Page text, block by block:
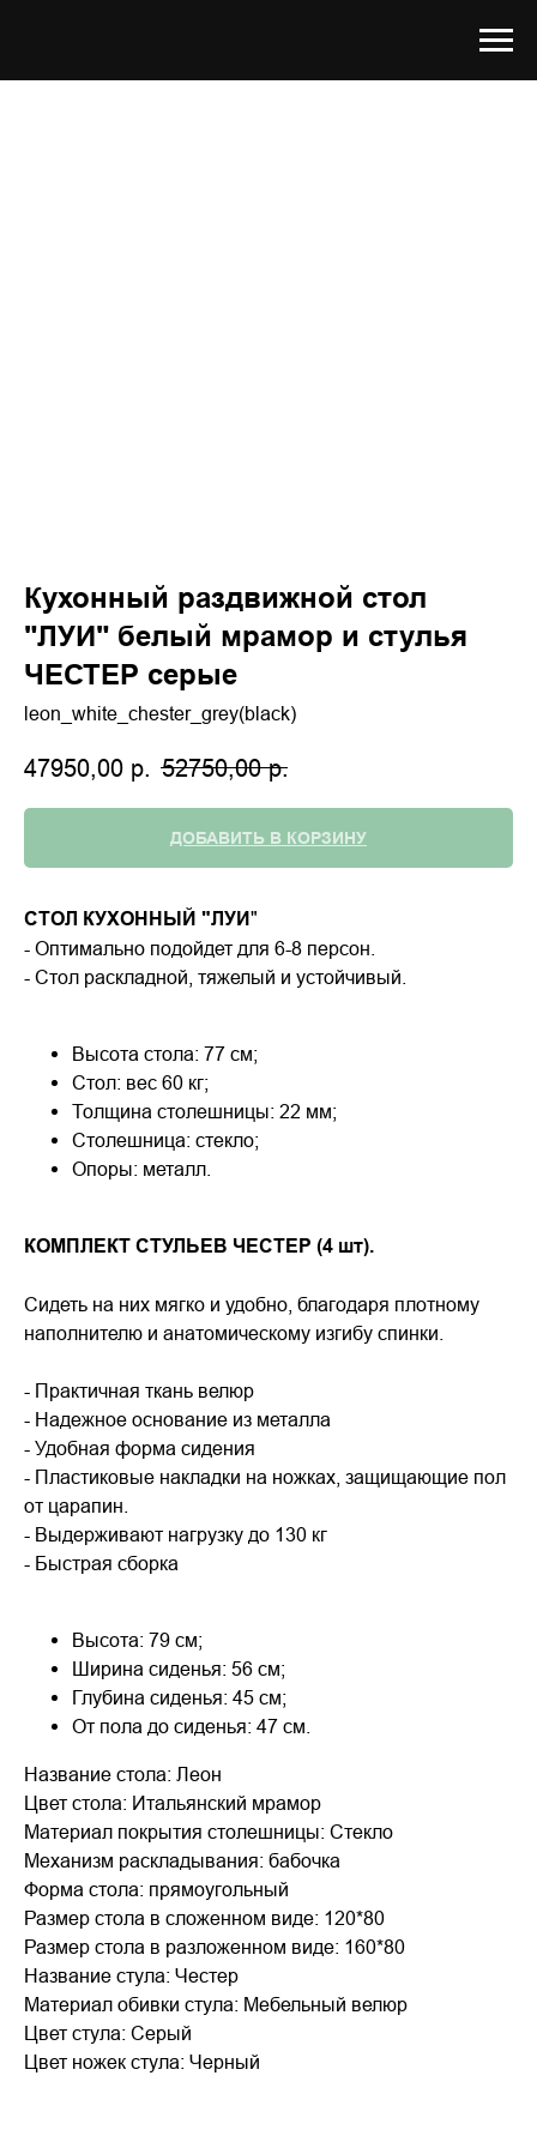
Кухонный раздвижной стол
"ЛУИ" белый мрамор и стулья
ЧЕСТЕР серые
leon_white_chester_grey(black)
47950,00 р. 52750,00 р.
ДОБАВИТЬ В КОРЗИНУ
СТОЛ КУХОННЫЙ "ЛУИ"
- Оптимально подойдет для 6-8 персон.
- Стол раскладной, тяжелый и устойчивый.
Высота стола: 77 см;
Стол: вес 60 кг;
Толщина столешницы: 22 мм;
Столешница: стекло;
Опоры: металл.
КОМПЛЕКТ СТУЛЬЕВ ЧЕСТЕР (4 шт).
Сидеть на них мягко и удобно, благодаря плотному
наполнителю и анатомическому изгибу спинки.
- Практичная ткань велюр
- Надежное основание из металла
- Удобная форма сидения
- Пластиковые накладки на ножках, защищающие пол
от царапин.
- Выдерживают нагрузку до 130 кг
- Быстрая сборка
Высота: 79 см;
Ширина сиденья: 56 см;
Глубина сиденья: 45 см;
От пола до сиденья: 47 см.
Название стола: Леон
Цвет стола: Итальянский мрамор
Материал покрытия столешницы: Стекло
Механизм раскладывания: бабочка
Форма стола: прямоугольный
Размер стола в сложенном виде: 120*80
Размер стола в разложенном виде: 160*80
Название стула: Честер
Материал обивки стула: Мебельный велюр
Цвет стула: Серый
Цвет ножек стула: Черный